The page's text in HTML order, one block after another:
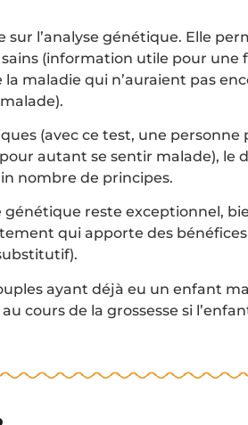
sur l’analyse génétique. Elle
(information utile pour une
maladie qui n’auraient pas
(avec ce test, une
autant se sentir malade), le
nombre de principes.
génétique reste exceptionnel,
qui apporte des
ayant déjà eu un enfant
cours de la grossesse si